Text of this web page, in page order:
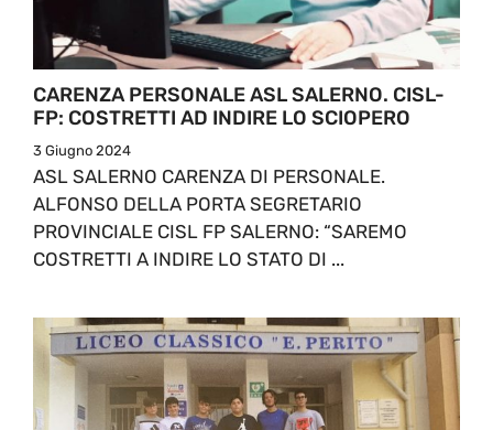
CARENZA PERSONALE ASL SALERNO. CISL-
FP: COSTRETTI AD INDIRE LO SCIOPERO
3 Giugno 2024
ASL SALERNO CARENZA DI PERSONALE.
ALFONSO DELLA PORTA SEGRETARIO
PROVINCIALE CISL FP SALERNO: “SAREMO
COSTRETTI A INDIRE LO STATO DI ...